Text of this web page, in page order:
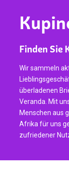
Finden Sie
Wir sammeln
überladenen
Veranda. Mit
Menschen aus
Afrika für uns
zufriedener